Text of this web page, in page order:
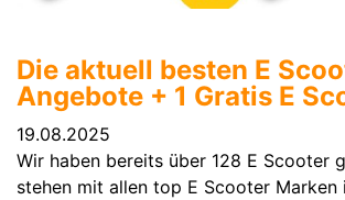
Die aktuell besten E
Angebote + 1 Gratis E
19.08.2025
Wir haben bereits über 128 E Scooter
stehen mit allen top E Scooter Marken